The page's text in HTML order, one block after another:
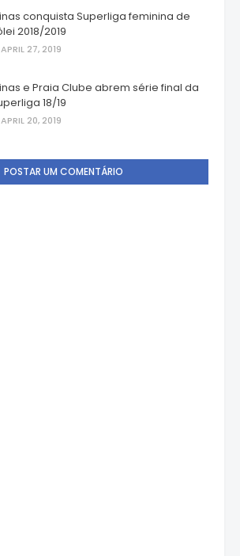
conquista Superliga feminina de
2018/2019
APRIL 27, 2019
e Praia Clube abrem série final da
18/19
APRIL 20, 2019
POSTAR UM COMENTÁRIO